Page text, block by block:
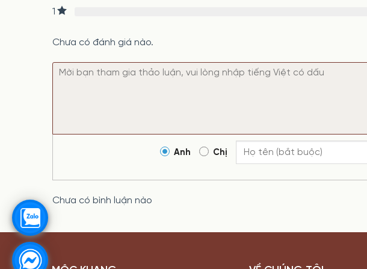
1
Chưa có đánh giá nào.
Anh Chị
Chưa có bình luận nào